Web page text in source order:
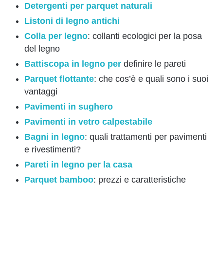
Detergenti per parquet naturali
Listoni di legno antichi
Colla per legno: collanti ecologici per la posa
del legno
Battiscopa in legno per definire le pareti
Parquet flottante: che cos’è e quali sono i suoi
vantaggi
Pavimenti in sughero
Pavimenti in vetro calpestabile
Bagni in legno: quali trattamenti per pavimenti
e rivestimenti?
Pareti in legno per la casa
Parquet bamboo: prezzi e caratteristiche